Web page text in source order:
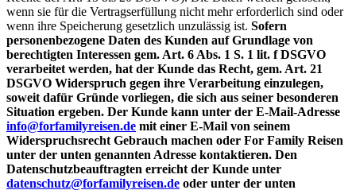
wenn sie für die Vertragserfüllung nicht mehr erforderlich sind oder
wenn ihre Speicherung gesetzlich unzulässig ist. Sofern
personenbezogene Daten des Kunden auf Grundlage von
berechtigten Interessen gem. Art. 6 Abs. 1 S. 1 lit. f DSGVO
verarbeitet werden, hat der Kunde das Recht, gem. Art. 21
DSGVO Widerspruch gegen ihre Verarbeitung einzulegen,
soweit dafür Gründe vorliegen, die sich aus seiner besonderen
Situation ergeben. Der Kunde kann unter der E-Mail-Adresse
info@forfamilyreisen.de mit einer E-Mail von seinem
Widerspruchsrecht Gebrauch machen oder For Family Reisen
unter der unten genannten Adresse kontaktieren. Den
Datenschutzbeauftragten erreicht der Kunde unter
datenschutz@forfamilyreisen.de oder unter der unten